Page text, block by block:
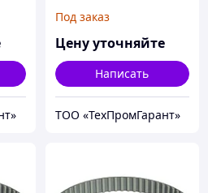
Под заказ
Цену уточняйте
Написать
ТОО «ТехПромГарант»